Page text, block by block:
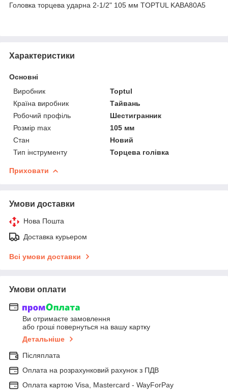
Головка торцева ударна 2-1/2" 105 мм TOPTUL KABA80A5
Характеристики
Основні
Виробник
Toptul
Країна виробник
Тайвань
Робочий профіль
Шестигранник
Розмір max
105 мм
Стан
Новий
Тип інструменту
Торцева голівка
Приховати
Умови доставки
Нова Пошта
Доставка курьером
Всі умови доставки
Умови оплати
Ви отримаєте замовлення
або гроші повернуться на вашу картку
Детальніше
Післяплата
Оплата на розрахунковий рахунок з ПДВ
Оплата картою Visa, Mastercard - WayForPay